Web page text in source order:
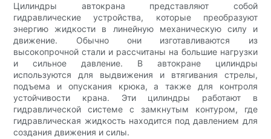
Цилиндры автокрана представляют собой
гидравлические устройства, которые преобразуют
энергию жидкости в линейную механическую силу и
движение. Обычно они изготавливаются из
высокопрочной стали и рассчитаны на большие нагрузки
и сильное давление. В автокране цилиндры
используются для выдвижения и втягивания стрелы,
подъема и опускания крюка, а также для контроля
устойчивости крана. Эти цилиндры работают в
гидравлической системе с замкнутым контуром, где
гидравлическая жидкость находится под давлением для
создания движения и силы.